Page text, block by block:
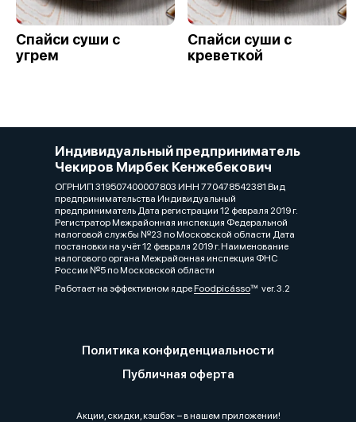
Спайси суши с
угрем
Спайси суши с
креветкой
Индивидуальный предприниматель
Чекиров Мирбек Кенжебекович
ОГРНИП 319507400007803 ИНН 770478542381 Вид
предпринимательства Индивидуальный
предприниматель Дата регистрации 12 февраля 2019 г.
Регистратор Межрайонная инспекция Федеральной
налоговой службы №23 по Московской области Дата
постановки на учёт 12 февраля 2019 г. Наименование
налогового органа Межрайонная инспекция ФНС
России №5 по Московской области
Работает на эффективном ядреFoodpicássover. 3.2
Политика конфиденциальности
Публичная оферта
Акции, скидки, кэшбэк − в нашем приложении!